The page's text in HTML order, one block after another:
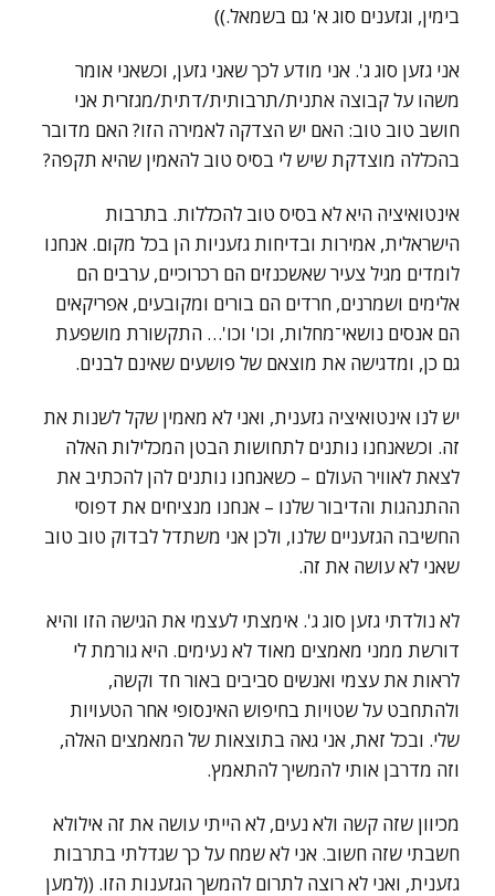
בימין, וגזענים סוג א' גם בשמאל.))
אני גזען סוג ג'. אני מודע לכך שאני גזען, וכשאני אומר
משהו על קבוצה אתנית/תרבותית/דתית/מגזרית אני
חושב טוב טוב: האם יש הצדקה לאמירה הזו? האם מדובר
בהכללה מוצדקת שיש לי בסיס טוב להאמין שהיא תקפה?
אינטואיציה היא לא בסיס טוב להכללות. בתרבות
הישראלית, אמירות ובדיחות גזעניות הן בכל מקום. אנחנו
לומדים מגיל צעיר שאשכנזים הם רכרוכיים, ערבים הם
אלימים ושמרנים, חרדים הם בורים ומקובעים, אפריקאים
הם אנסים נושאי־מחלות, וכו' וכו'… התקשורת מושפעת
גם כן, ומדגישה את מוצאם של פושעים שאינם לבנים.
יש לנו אינטואיציה גזענית, ואני לא מאמין שקל לשנות את
זה. וכשאנחנו נותנים לתחושות הבטן המכלילות האלה
לצאת לאוויר העולם – כשאנחנו נותנים להן להכתיב את
ההתנהגות והדיבור שלנו – אנחנו מנציחים את דפוסי
החשיבה הגזעניים שלנו, ולכן אני משתדל לבדוק טוב טוב
שאני לא עושה את זה.
לא נולדתי גזען סוג ג'. אימצתי לעצמי את הגישה הזו והיא
דורשת ממני מאמצים מאוד לא נעימים. היא גורמת לי
לראות את עצמי ואנשים סביבים באור חד וקשה,
ולהתחבט על שטויות בחיפוש האינסופי אחר הטעויות
שלי. ובכל זאת, אני גאה בתוצאות של המאמצים האלה,
וזה מדרבן אותי להמשיך להתאמץ.
מכיוון שזה קשה ולא נעים, לא הייתי עושה את זה אילולא
חשבתי שזה חשוב. אני לא שמח על כך שגדלתי בתרבות
גזענית, ואני לא רוצה לתרום להמשך הגזענות הזו. ((למען